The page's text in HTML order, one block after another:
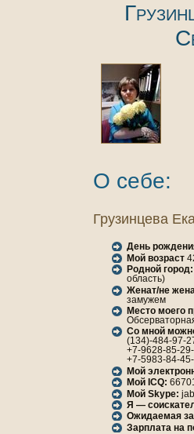
О себе:
Грузинцева
День
Мой возраст
Родной город:
область)
Женaт/не
замужем
Место моего
Со мной
(134)-484-97-
+7-9628-85-
+7-5983-84-
Мой
Мой ICQ:
Мой Skype:
Я —
Ожидаемая
Зарплата нa